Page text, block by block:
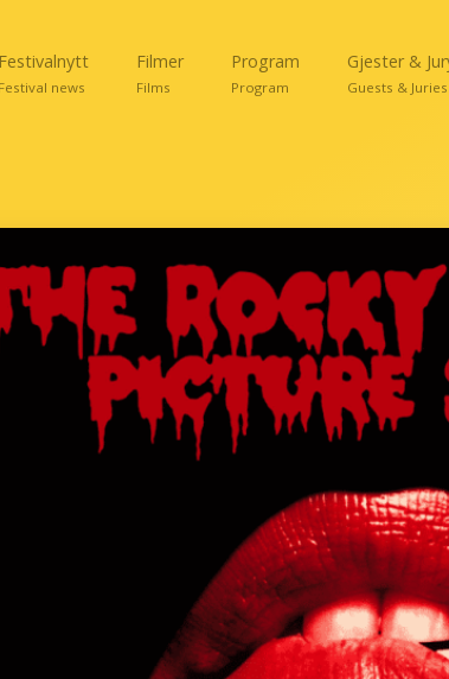
Festivalnytt
Festival news
Filmer
Films
Program
Program
Gjester &
Guests & Juries